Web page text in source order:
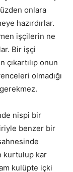
onlara
hazırdırlar.
işçilerin ne
Bir işçi
çıkartılıp onun
olmadığı
nispi bir
benzer bir
kurtulup kar
kulüpte içki